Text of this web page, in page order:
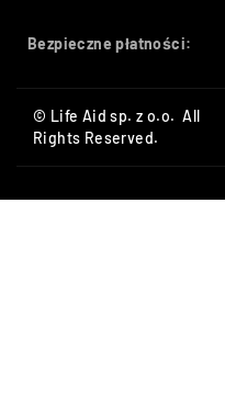
Bezpieczne płatności:
© Life Aid sp. z o.o. All
Rights Reserved.